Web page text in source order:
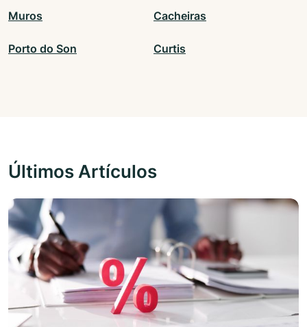
Muros Cacheiras
Porto do Son Curtis
Últimos Artículos